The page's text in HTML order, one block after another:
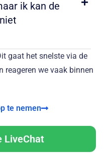
ik kan de
gaat het snelste via de
reageren we vaak binnen
te nemen
LiveChat